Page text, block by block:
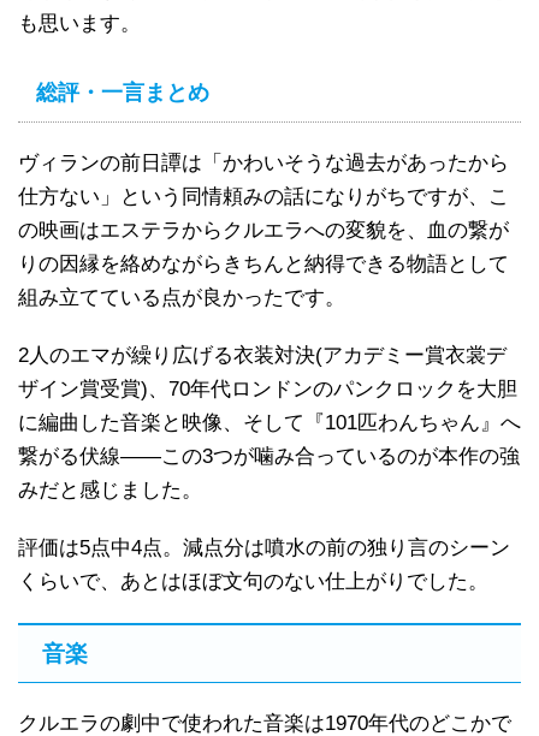
も思います。
総評・一言まとめ
ヴィランの前日譚は「かわいそうな過去があったから
仕方ない」という同情頼みの話になりがちですが、こ
の映画はエステラからクルエラへの変貌を、血の繋が
りの因縁を絡めながらきちんと納得できる物語として
組み立てている点が良かったです。
2人のエマが繰り広げる衣装対決(アカデミー賞衣裳デ
ザイン賞受賞)、70年代ロンドンのパンクロックを大胆
に編曲した音楽と映像、そして『101匹わんちゃん』へ
繋がる伏線——この3つが噛み合っているのが本作の強
みだと感じました。
評価は5点中4点。減点分は噴水の前の独り言のシーン
くらいで、あとはほぼ文句のない仕上がりでした。
音楽
クルエラの劇中で使われた音楽は1970年代のどこかで